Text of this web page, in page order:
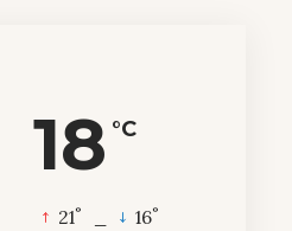
18 °C
21° 16°